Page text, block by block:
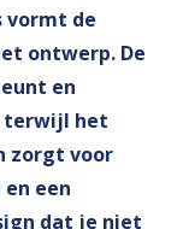
vormt de
ontwerp. De
en
terwijl het
zorgt voor
een
dat je niet